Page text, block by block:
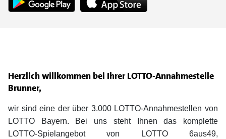
Herzlich willkommen bei Ihrer LOTTO-Annahmestelle
Brunner,
wir sind eine der über 3.000 LOTTO-Annahmestellen von
LOTTO Bayern. Bei uns steht Ihnen das komplette
LOTTO-Spielangebot von LOTTO 6aus49,